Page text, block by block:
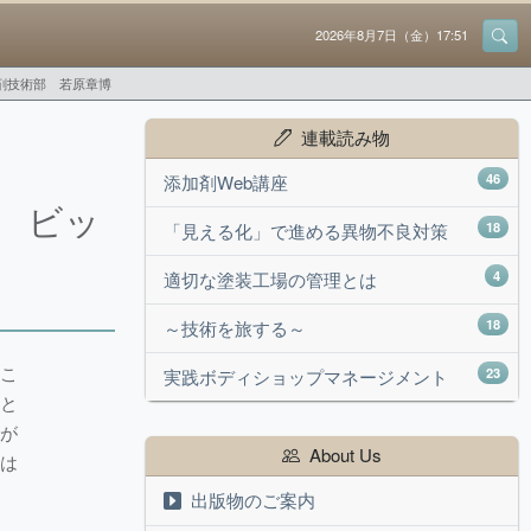
2026年8月7日（金）17:51
技術部 若原章博
ビッ
連載読み物
添加剤Web講座
46
「見える化」で進める異物不良対策 18
適切な塗装工場の管理とは 4
～技術を旅する～ 18
実践ボディショップマネージメント 23
About Us
出版物のご案内